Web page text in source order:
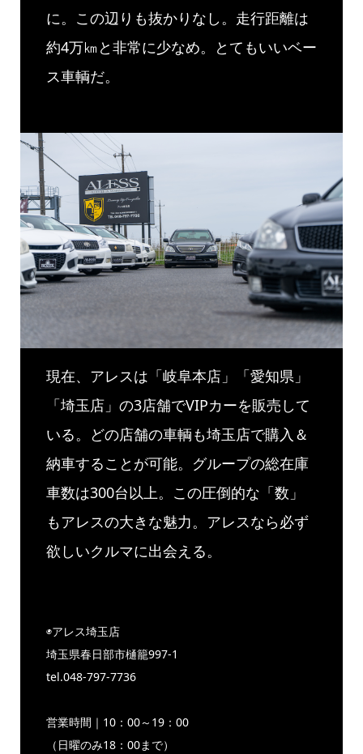
に。この辺りも抜かりなし。走行距離は
約4万㎞と非常に少なめ。とてもいいベー
ス車輌だ。
現在、アレスは「岐阜本店」「愛知県」
「埼玉店」の3店舗でVIPカーを販売して
いる。どの店舗の車輌も埼玉店で購入＆
納車することが可能。グループの総在庫
車数は300台以上。この圧倒的な「数」
もアレスの大きな魅力。アレスなら必ず
欲しいクルマに出会える。
◉アレス埼玉店
埼玉県春日部市樋籠997-1
tel.048-797-7736
営業時間｜10：00～19：00
（日曜のみ18：00まで）